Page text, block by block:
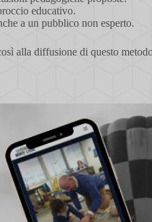
educativo.
a un pubblico non esperto.
alla diffusione di questo